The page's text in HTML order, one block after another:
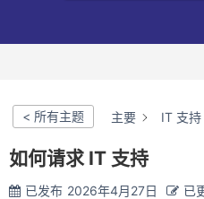
< 所有主题 主要 IT 支持
如何请求 IT 支持
已发布 2026年4月27日 已